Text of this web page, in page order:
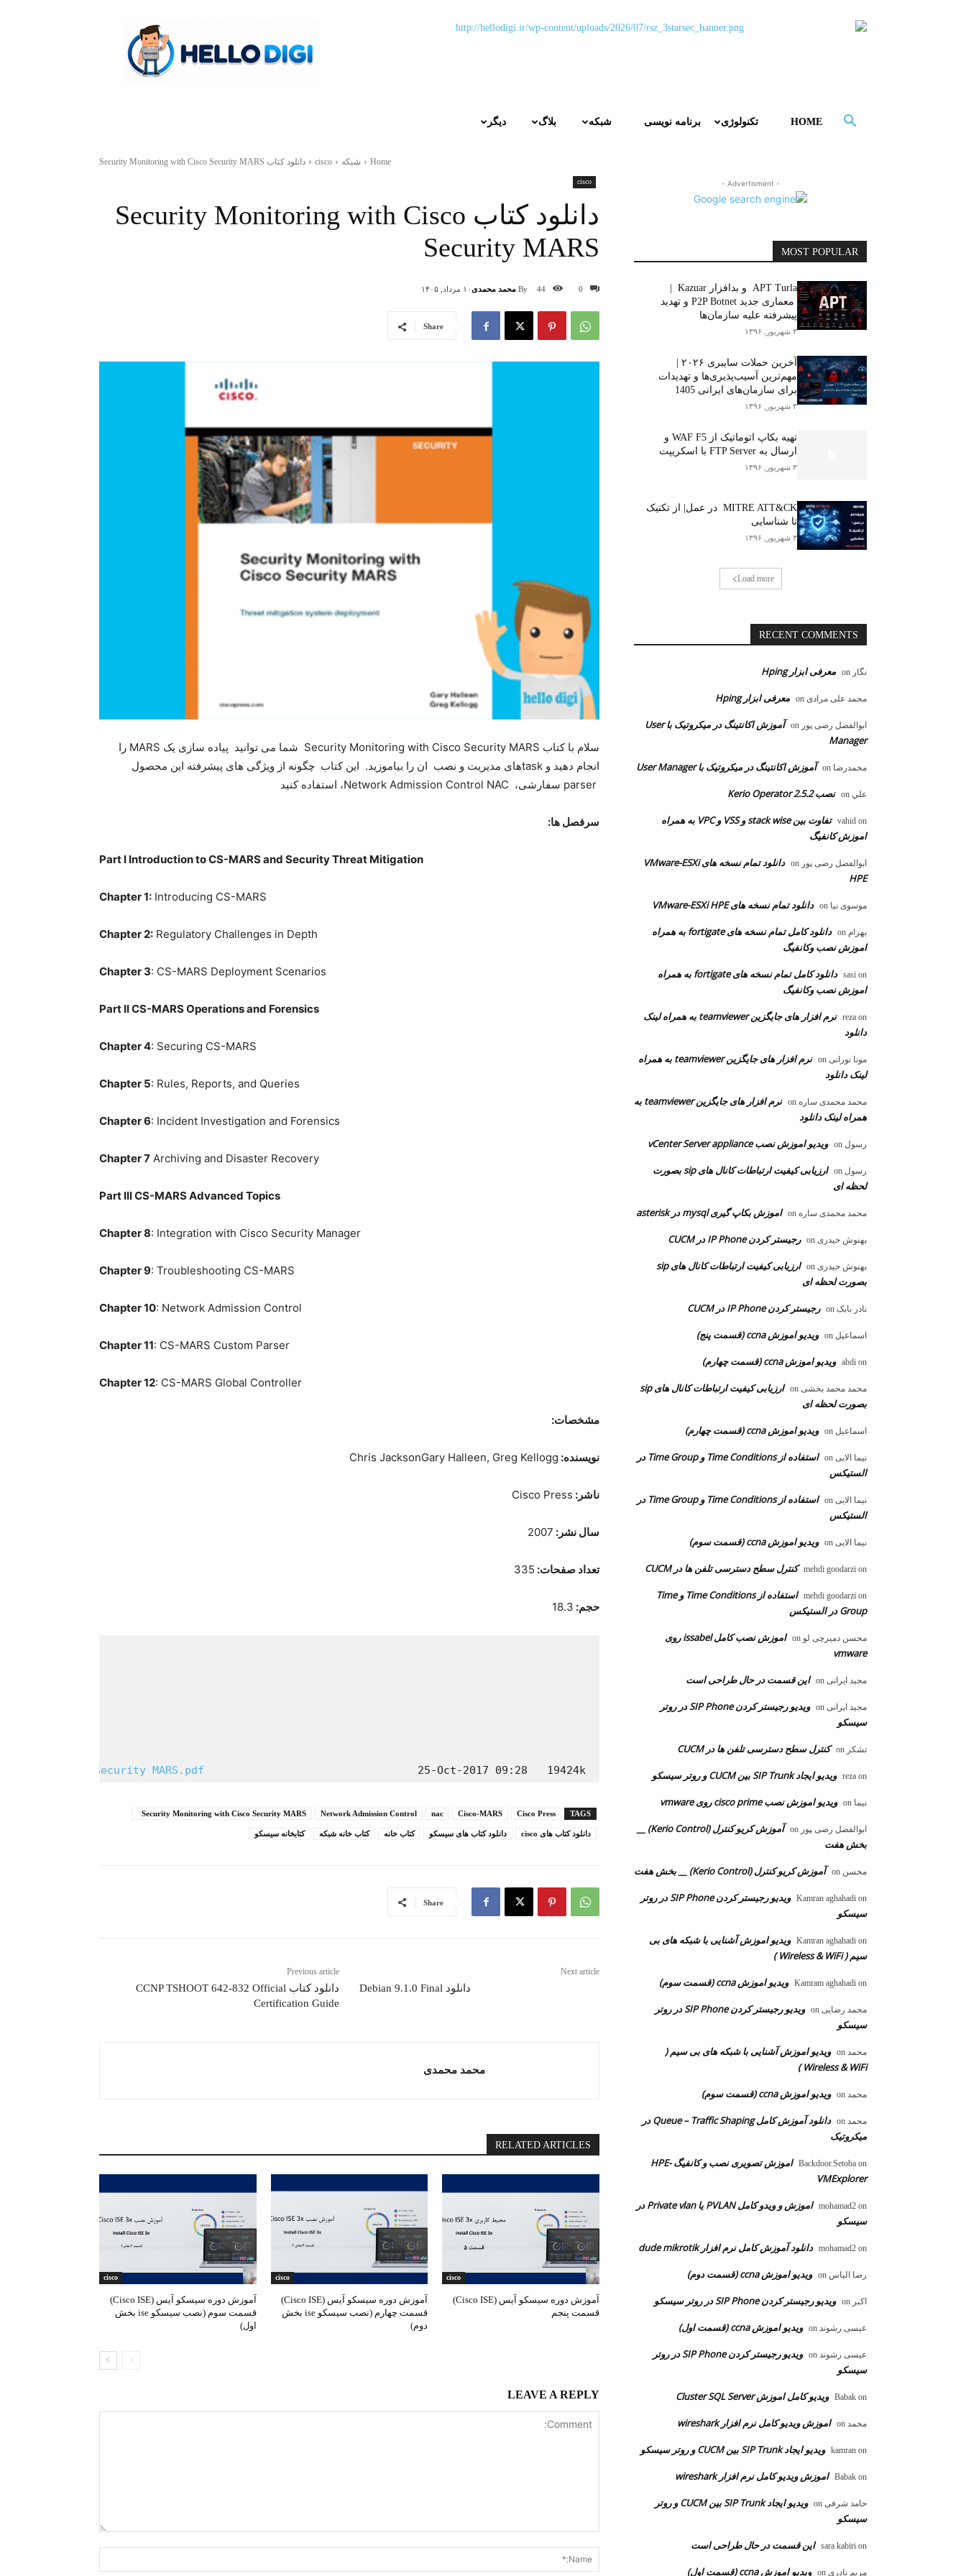
دیگر بلاگ شبکه برنامه نویسی تکنولوژی HOME
Home شبکه cisco دانلود کتاب Security Monitoring with Cisco Security MARS
cisco
دانلود کتاب Security Monitoring with Cisco
Security MARS
By محمد محمدی۱۰ مرداد, ۱۴۰۵ 0
44
Share
سلام با کتاب Security Monitoring with Cisco Security MARS شما می توانید پیاده سازی یک MARS را
انجام دهید و taskهای مدیریت و نصب ان را بیاموزید. این کتاب چگونه از ویژگی های پیشرفته این محصول
سرفصل ها:
Part I Introduction to CS-MARS and Security Threat Mitigation
Chapter 1: Introducing CS-MARS
Chapter 2: Regulatory Challenges in Depth
Chapter 3: CS-MARS Deployment Scenarios
Part II CS-MARS Operations and Forensics
Chapter 4: Securing CS-MARS
Chapter 5: Rules, Reports, and Queries
Chapter 6: Incident Investigation and Forensics
Chapter 7 Archiving and Disaster Recovery
Part III CS-MARS Advanced Topics
Chapter 8: Integration with Cisco Security Manager
Chapter 9: Troubleshooting CS-MARS
Chapter 10: Network Admission Control
Chapter 11: CS-MARS Custom Parser
Chapter 12: CS-MARS Global Controller
مشخصات:
نویسنده: Chris JacksonGary Halleen, Greg Kellogg
ناشر: Cisco Press
سال نشر: 2007
تعداد صفحات: 335
حجم: 18.3
with Cisco Security MARS.pdf
                                 25-Oct-2017 09:28   19424k
TAGS
Cisco Press
Cisco-MARS
nac
Network Admission Control
Security Monitoring with Cisco Security MARS
دانلود کتاب های cisco دانلود کتاب های سیسکو کتاب خانه کتاب خانه شبکه کتابخانه سیسکو
Share
Previous article
دانلود کتاب CCNP TSHOOT 642-832 Official
Certification Guide
Next article
دانلود Debian 9.1.0 Final
محمد محمدی
RELATED ARTICLES
cisco
آموزش دوره سیسکو آیس (Cisco ISE)
قسمت پنجم
cisco
آموزش دوره سیسکو آیس (Cisco ISE)
قسمت چهارم (نصب سیسکو ise بخش
دوم)
cisco
آموزش دوره سیسکو آیس (Cisco ISE)
قسمت سوم (نصب سیسکو ise بخش
اول)
LEAVE A REPLY
- Advertisment -
MOST POPULAR
معماری جدید P2P Botnet و تهدید
پیشرفته علیه سازمان‌ها
۳ شهریور, ۱۳۹۶
مهم‌ترین آسیب‌پذیری‌ها و تهدیدات
برای سازمان‌های ایرانی 1405
۳ شهریور, ۱۳۹۶
تهیه بکاپ اتوماتیک از WAF F5 و
ارسال به FTP Server با اسکریپت
۳ شهریور, ۱۳۹۶
MITRE ATT&CK در عمل| از تکنیک
تا شناسایی
۳ شهریور, ۱۳۹۶
Load more
RECENT COMMENTS
نگار معرفی ابزار Hping
محمد علی مرادی معرفی ابزار Hping
ابوالفضل رضی پور
آموزش اکانتینگ در میکروتیک با User
Manager
محمدرضا آموزش اکانتینگ در میکروتیک با User Manager
علي نصب Kerio Operator 2.5.2
vahid on
تفاوت بین stack wise و VSS و VPC به همراه
اموزش کانفیگ
ابوالفضل رضی پور
دانلود تمام نسخه های VMware-ESXi
HPE
موسوی نیا دانلود تمام نسخه های VMware-ESXi HPE
بهرام
دانلود کامل تمام نسخه های fortigate به همراه
اموزش نصب وکانفیگ
sasi on
دانلود کامل تمام نسخه های fortigate به همراه
اموزش نصب وکانفیگ
reza on
نرم افزار های جایگزین teamviewer به همراه لینک
دانلود
مونا نورانی
نرم افزار های جایگزین teamviewer به همراه
لینک دانلود
محمد محمدی ساره
نرم افزار های جایگزین teamviewer به
همراه لینک دانلود
رسول ویدیو اموزش نصب vCenter Server appliance
رسول
ارزیابی کیفیت ارتباطات کانال های sip بصورت
لحظه ای
محمد محمدی ساره اموزش بکاپ گیری mysql در asterisk
بهنوش حیدری رجیستر کردن IP Phone در CUCM
بهنوش حیدری
ارزیابی کیفیت ارتباطات کانال های sip
بصورت لحظه ای
نادر بابک رجیستر کردن IP Phone در CUCM
اسماعیل ویدیو اموزش ccna (قسمت پنج)
abdi on ویدیو اموزش ccna (قسمت چهارم)
محمد محمد بخشی
ارزیابی کیفیت ارتباطات کانال های sip
بصورت لحظه ای
اسماعیل ویدیو اموزش ccna (قسمت چهارم)
نیما الایی
استفاده از Time Conditions و Time Group در
الستیکس
نیما الایی
استفاده از Time Conditions و Time Group در
الستیکس
نیما الایی ویدیو اموزش ccna (قسمت سوم)
mehdi goodarzi on کنترل سطح دسترسی تلفن ها در CUCM
mehdi goodarzi on
استفاده از Time Conditions و Time
Group در الستیکس
محسن دمیرچی لو
اموزش نصب کامل issabel روی
vmware
مجید ایرانی این قسمت در حال طراحی است
مجید ایرانی
ویدیو رجیستر کردن SIP Phone در روتر
سیسکو
تشکر کنترل سطح دسترسی تلفن ها در CUCM
reza on ویدیو ایجاد SIP Trunk بین CUCM و روتر سیسکو
نیما ویدیو اموزش نصب cisco prime روی vmware
ابوالفضل رضی ‍‍پور
آموزش کریو کنترل (Kerio Control) __
بخش هفت
محسن آموزش کریو کنترل (Kerio Control) __ بخش هفت
Kamran aghahadi on
ویدیو رجیستر کردن SIP Phone در روتر
سیسکو
Kamran aghahadi on
ویدیو اموزش آشنایی با شبکه های بی
سیم ( Wireless & WiFi )
Kamram aghahadi on ویدیو اموزش ccna (قسمت سوم)
محمد رضایی
ویدیو رجیستر کردن SIP Phone در روتر
سیسکو
محمد
ویدیو اموزش آشنایی با شبکه های بی سیم (
Wireless & WiFi )
محمد ویدیو اموزش ccna (قسمت سوم)
محمد
دانلود آموزش کامل Queue – Traffic Shaping در
میکروتیک
Backdoor.Setoba on
اموزش تصویری نصب و کانفیگ HPE-
VMExplorer
mohamad2 on
اموزش و ویدو کامل PVLAN یا Private vlan در
سیسکو
mohamad2 on دانلود آموزش کامل نرم افزار dude mikrotik
رضا الیاس ویدیو اموزش ccna (قسمت دوم)
اکبر ویدیو رجیستر کردن SIP Phone در روتر سیسکو
عیسی رشوند ویدیو اموزش ccna (قسمت اول)
عیسی رشوند
ویدیو رجیستر کردن SIP Phone در روتر
سیسکو
Babak on ویدیو کامل اموزش Cluster SQL Server
محمد اموزش ویدیو کامل نرم افزار wireshark
kamran on ویدیو ایجاد SIP Trunk بین CUCM و روتر سیسکو
Babak on اموزش ویدیو کامل نرم افزار wireshark
حامد شرفی
ویدیو ایجاد SIP Trunk بین CUCM و روتر
سیسکو
sara kabiri on این قسمت در حال طراحی است
مریم نادری ویدیو اموزش ccna (قسمت اول)